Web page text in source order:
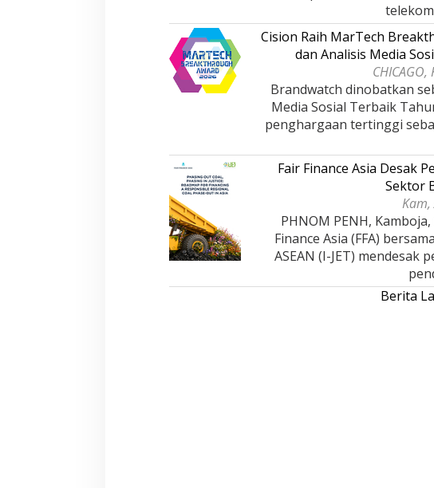
Cision Raih MarTech
dan Analisis Media
Brandwatch dinobatkan
Media Sosial Terbaik
penghargaan tertinggi
Fair Finance Asia Desak
Sektor
PHNOM PENH,
Finance Asia (FFA)
ASEAN (I-JET)
Berita